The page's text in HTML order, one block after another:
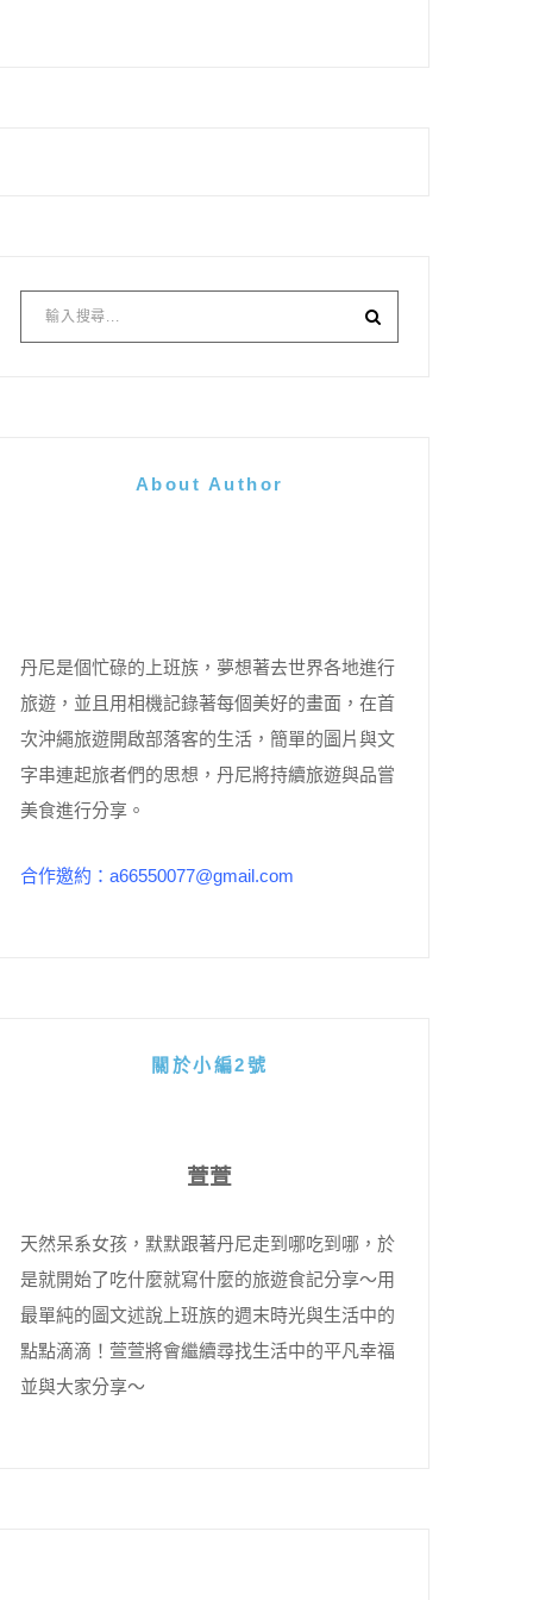
About Author
丹尼是個忙碌的上班族，夢想著去世界各地進行
旅遊，並且用相機記錄著每個美好的畫面，在首
次沖繩旅遊開啟部落客的生活，簡單的圖片與文
字串連起旅者們的思想，丹尼將持續旅遊與品嘗
美食進行分享。
合作邀約：a66550077@gmail.com
關於小編2號
萱萱
天然呆系女孩，默默跟著丹尼走到哪吃到哪，於
是就開始了吃什麼就寫什麼的旅遊食記分享～用
最單純的圖文述說上班族的週末時光與生活中的
點點滴滴！萱萱將會繼續尋找生活中的平凡幸福
並與大家分享～